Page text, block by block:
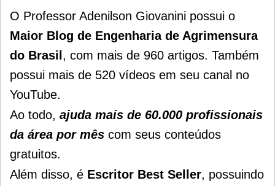
O Professor Adenilson Giovanini possui o
Maior Blog de Engenharia de Agrimensura
do Brasil , com mais de 960 artigos. Também
possui mais de 520 vídeos em seu canal no
YouTube.
Ao todo, ajuda mais de 60.000 profissionais
da área por mês com seus conteúdos
gratuitos.
Além disso, é Escritor Best Seller, possuindo